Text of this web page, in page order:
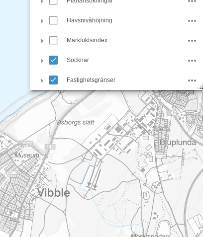
Havsnivåhöjning
Markfuktsindex
Socknar
Fastighetsgränser
LM - Topowebb gråskala
LM - Topowebb färg
LM - Ortofoto Gotland